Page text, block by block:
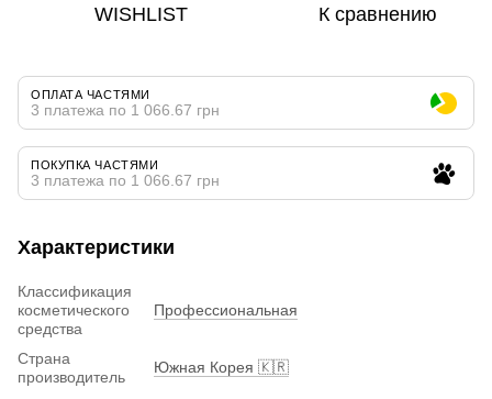
WISHLIST К сравнению
ОПЛАТА ЧАСТЯМИ
3 платежа по 1 066.67 грн
ПОКУПКА ЧАСТЯМИ
3 платежа по 1 066.67 грн
Характеристики
Классификация
косметического
средства
Профессиональная
Страна
производитель
Южная Корея 🇰🇷